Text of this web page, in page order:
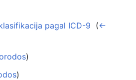
pagal ICD-9 (←
)
)